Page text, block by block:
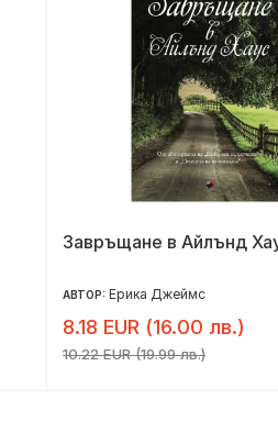
Завръщане в Айлънд
АВТОР: Ерика Джеймс
8.18 EUR (16.00 лв.)
10.22 EUR (19.99 лв.)